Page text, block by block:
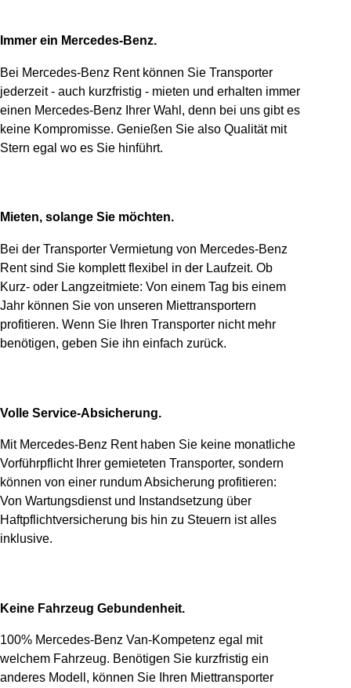
Immer ein Mercedes-Benz.
Bei Mercedes-Benz Rent können Sie Transporter
jederzeit - auch kurzfristig - mieten und erhalten immer
einen Mercedes-Benz Ihrer Wahl, denn bei uns gibt es
keine Kompromisse. Genießen Sie also Qualität mit
Stern egal wo es Sie hinführt.
Mieten, solange Sie möchten.
Bei der Transporter Vermietung von Mercedes-Benz
Rent sind Sie komplett flexibel in der Laufzeit. Ob
Kurz- oder Langzeitmiete: Von einem Tag bis einem
Jahr können Sie von unseren Miettransportern
profitieren. Wenn Sie Ihren Transporter nicht mehr
benötigen, geben Sie ihn einfach zurück.
Volle Service-Absicherung.
Mit Mercedes-Benz Rent haben Sie keine monatliche
Vorführpflicht Ihrer gemieteten Transporter, sondern
können von einer rundum Absicherung profitieren:
Von Wartungsdienst und Instandsetzung über
Haftpflichtversicherung bis hin zu Steuern ist alles
inklusive.
Keine Fahrzeug Gebundenheit.
100% Mercedes-Benz Van-Kompetenz egal mit
welchem Fahrzeug. Benötigen Sie kurzfristig ein
anderes Modell, können Sie Ihren Miettransporter